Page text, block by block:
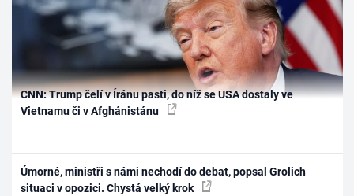
CNN: Trump čelí v Íránu pasti, do níž se USA dostaly ve
Vietnamu či v Afghánistánu
Úmorné, ministři s námi nechodí do debat, popsal Grolich
situaci v opozici. Chystá velký krok